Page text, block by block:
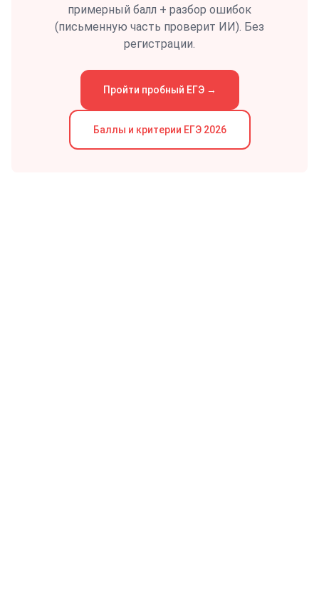
примерный балл + разбор ошибок
(письменную часть проверит ИИ). Без
регистрации.
Пройти пробный ЕГЭ→
Баллы и критерии ЕГЭ2026